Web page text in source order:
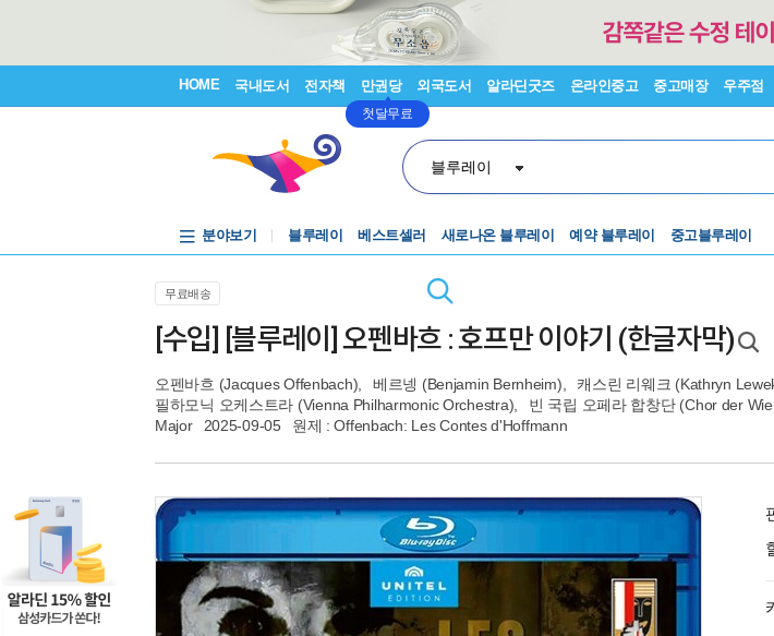
HOME 국내도서 전자책 만권당
첫달무료
외국도서 알라딘굿즈 온라인중고 중고매장 우주점
블루레이
분야보기 블루레이 베스트셀러 새로나온 블루레이 예약 블루레이 중고블루레이
무료배송
[수입] [블루레이] 오펜바흐 : 호프만 이야기 (한글자막)
오펜바흐 (Jacques Offenbach) 베르넹 (Benjamin Bernheim) 캐스린 리웨크 (Kathryn
필하모닉 오케스트라 (Vienna Philharmonic Orchestra)
빈 국립 오페라 합창단 (Chor der
Major
2025-09-05 원제 : Offenbach: Les Contes d'Hoffmann